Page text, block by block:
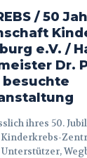
/ 50
e.V. /
Dr.
besuchte
Unterstützer,